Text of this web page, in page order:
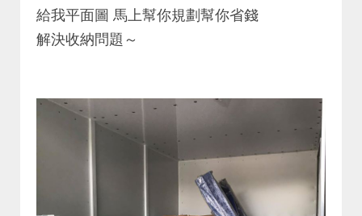
給我平面圖 馬上幫你規劃幫你省錢
解決收納問題～